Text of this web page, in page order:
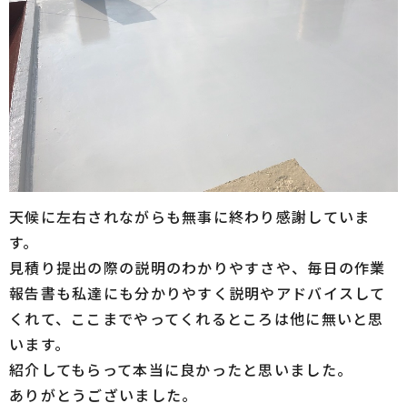
天候に左右されながらも無事に終わり感謝していま
す。
見積り提出の際の説明のわかりやすさや、毎日の作業
報告書も私達にも分かりやすく説明やアドバイスして
くれて、ここまでやってくれるところは他に無いと思
います。
紹介してもらって本当に良かったと思いました。
ありがとうございました。